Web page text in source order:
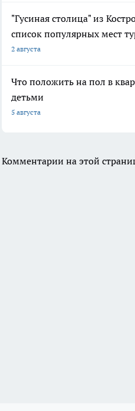
"Гусиная столица" из
список популярных мест
2 августа
Что положить на пол в
детьми
5 августа
Комментарии на этой